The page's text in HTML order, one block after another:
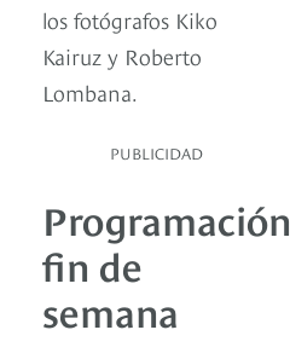
los fotógrafos Kiko
Kairuz y Roberto
Lombana.
PUBLICIDAD
Programación
fin de
semana